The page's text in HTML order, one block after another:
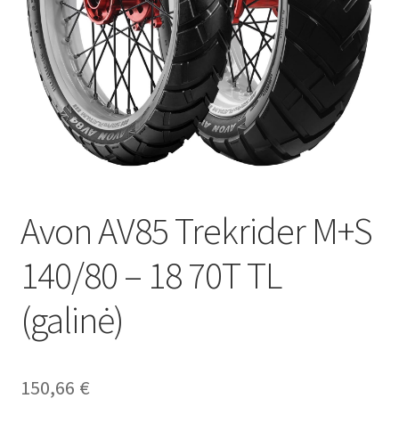
Avon AV85 Trekrider M+S
140/80 – 18 70T TL
(galinė)
150,66 €